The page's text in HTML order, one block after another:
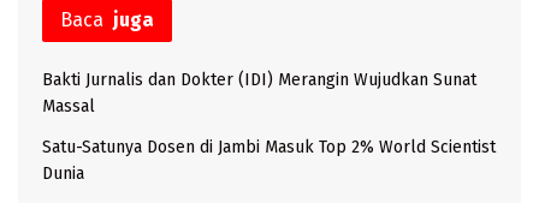
Baca juga
Bakti Jurnalis dan Dokter (IDI) Merangin Wujudkan Sunat
Massal
Satu-Satunya Dosen di Jambi Masuk Top 2% World Scientist
Dunia